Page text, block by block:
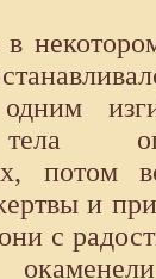
одним
потом
и
с